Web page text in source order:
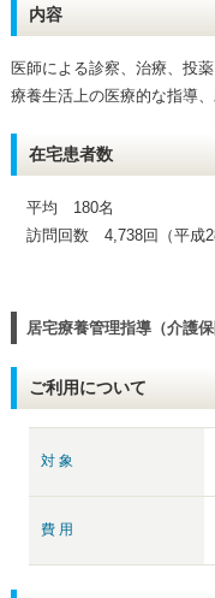
内容
医師による診察、治療、投薬
療養生活上の医療的な指導
在宅患者数
平均 180名
訪問回数 4,738回（平成
居宅療養管理指導（介護保
ご利用について
対 象
費 用